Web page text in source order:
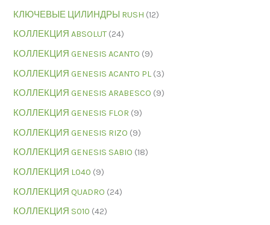
КЛЮЧЕВЫЕ ЦИЛИНДРЫ RUSH (12)
КОЛЛЕКЦИЯ ABSOLUT (24)
КОЛЛЕКЦИЯ GENESIS ACANTO (9)
КОЛЛЕКЦИЯ GENESIS ACANTO PL (3)
КОЛЛЕКЦИЯ GENESIS ARABESCO (9)
КОЛЛЕКЦИЯ GENESIS FLOR (9)
КОЛЛЕКЦИЯ GENESIS RIZO (9)
КОЛЛЕКЦИЯ GENESIS SABIO (18)
КОЛЛЕКЦИЯ L040 (9)
КОЛЛЕКЦИЯ QUADRO (24)
КОЛЛЕКЦИЯ S010 (42)